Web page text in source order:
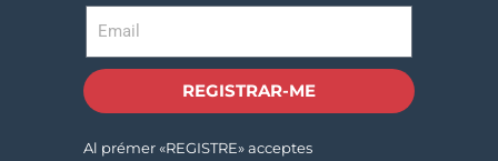
REGISTRAR-ME
Al prémer «REGISTRE» acceptes